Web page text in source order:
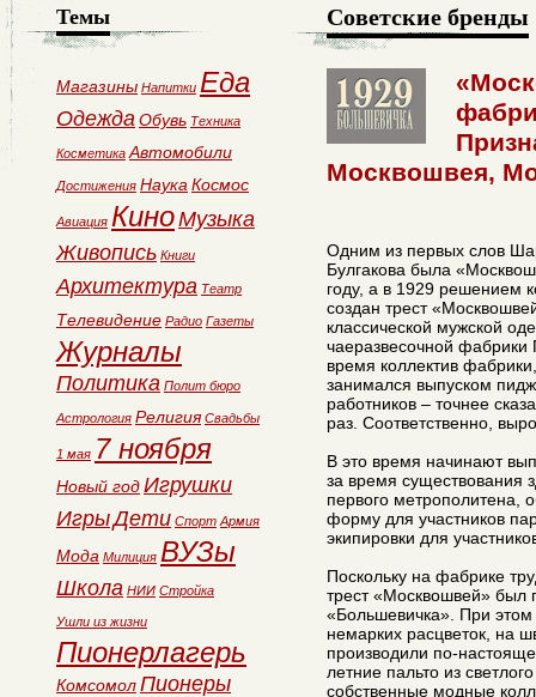
Советские бренды
Москвошвея,
Одним из первых слов
Булгакова была
году, а в 1929 решением
создан трест
классической мужской
чаеразвесочной
время коллектив
занимался выпуском
работников – точнее
раз. Соответственно,
В это время начинают
за время существования
первого метрополитена,
форму для участников
экипировки для
Поскольку на фабрике
трест «Москвошвей»
«Большевичка». При
немарких расцветок, на
производили по-
летние пальто из
собственные модные
Темы
Магазины Напитки Еда
ОдеждаОбувь Техника
Косметика Автомобили
Достижения Наука Космос
Авиация КиноМузыка
Живопись Книги
Архитектура Театр
Телевидение Радио Газеты
Журналы
Политика Полит бюро
Астрология Религия Свадьбы
1 мая 7 ноября
Новый годИгрушки
ИгрыДети Спорт Армия
Мода Милиция ВУЗы
Школа НИИ Стройка
Ушли из жизни
Пионерлагерь
КомсомолПионеры